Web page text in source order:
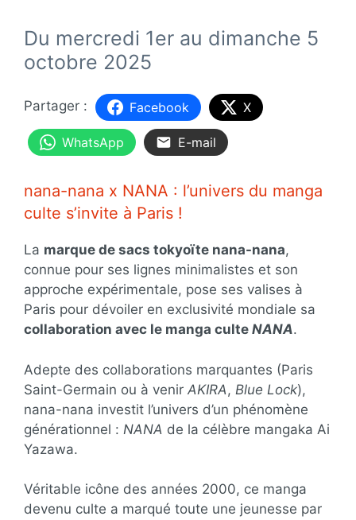
Du mercredi 1er au dimanche 5
octobre 2025
Facebook X
WhatsApp E-mail
nana-nana x NANA : l’univers du manga
culte s’invite à Paris !
La marque de sacs tokyoïte nana-nana,
connue pour ses lignes minimalistes et son
approche expérimentale, pose ses valises à
Paris pour dévoiler en exclusivité mondiale sa
collaboration avec le manga culte NANA.
Adepte des collaborations marquantes (Paris
Saint-Germain ou à venir AKIRA , Blue Lock),
nana-nana investit l’univers d’un phénomène
générationnel : NANA de la célèbre mangaka Ai
Yazawa.
Véritable icône des années 2000, ce manga
devenu culte a marqué toute une jeunesse par